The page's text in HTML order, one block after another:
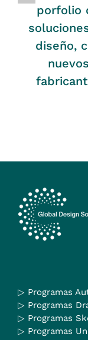
porfolio
diseño,
nuevos
▷ Programas
▷ Programas
▷ Programas
▷ Programas